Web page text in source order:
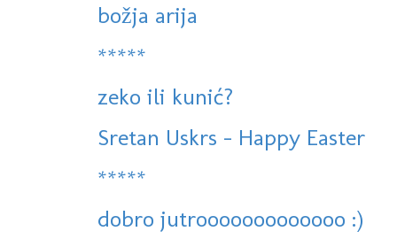
božja arija
*****
zeko ili kunić?
Sretan Uskrs - Happy Easter
*****
dobro jutrooooooooooooo :)